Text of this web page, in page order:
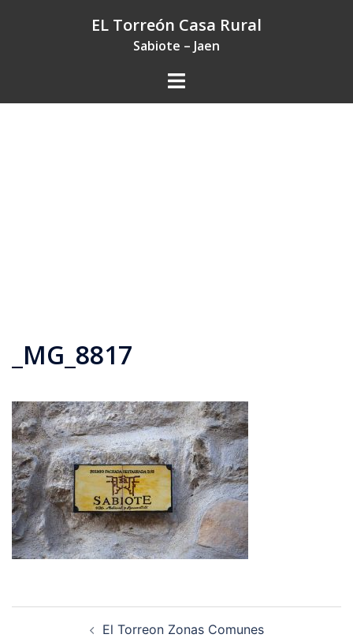
EL Torreón Casa Rural
Sabiote – Jaen
_MG_8817
NavegaciónEl Torreon Zonas Comunes